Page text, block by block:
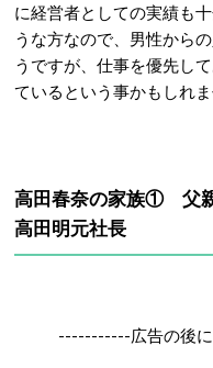
に経営者としての実績も
うな方なので、男性から
うですが、仕事を優先し
ているという事かもしれま
高田春奈の家族① 父
高田明元社長
-----------広告の後